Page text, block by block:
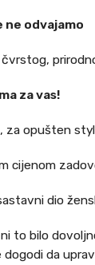
ne odvajamo
za vas!
, za opušten
cijenom
dio
to bilo
da